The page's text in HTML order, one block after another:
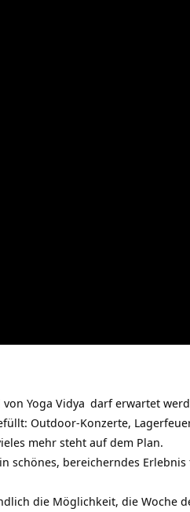
von Yoga Vidya darf erwartet
Outdoor-Konzerte,
mehr steht auf dem Plan.
schönes, bereicherndes
die Möglichkeit, die Woche